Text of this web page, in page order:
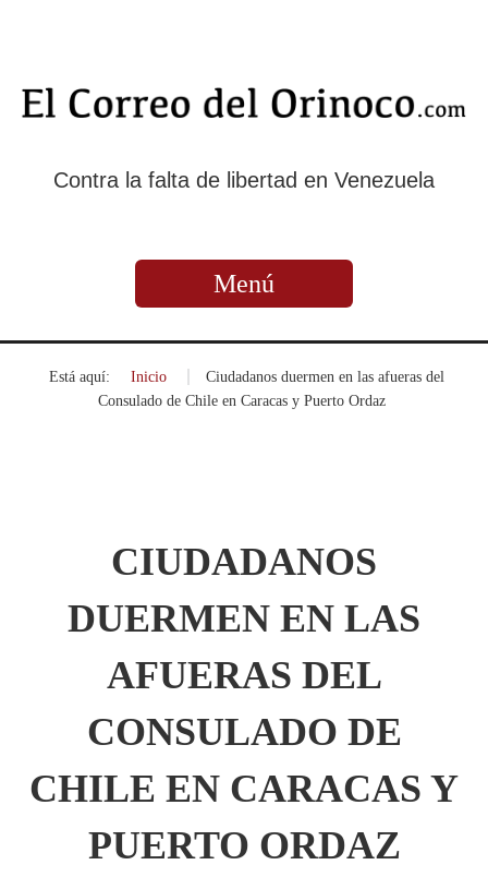
Contra la falta de libertad en Venezuela
Menú
Está aquí: Inicio
Ciudadanos duermen en las afueras del
Consulado de Chile en Caracas y Puerto Ordaz
CIUDADANOS
DUERMEN EN LAS
AFUERAS DEL
CONSULADO DE
CHILE EN CARACAS Y
PUERTO ORDAZ